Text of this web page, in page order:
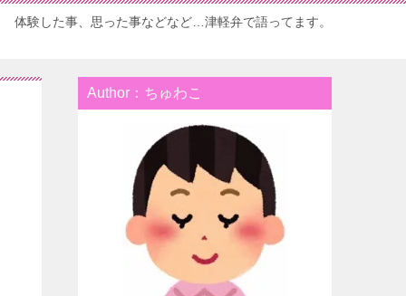
体験した事、思った事などなど…津軽弁で語ってます。
Author：ちゅわこ